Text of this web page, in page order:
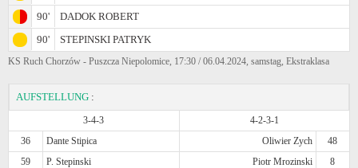
90'
DADOK ROBERT
90'
STEPINSKI PATRYK
KS Ruch Chorzów - Puszcza Niepolomice, 17:30 / 06.04.2024, samstag, Ekstraklasa
AUFSTELLUNG :
3-4-3
4-2-3-1
36
Dante Stipica Oliwier Zych
48
59
P. Stepinski Piotr Mrozinski
8